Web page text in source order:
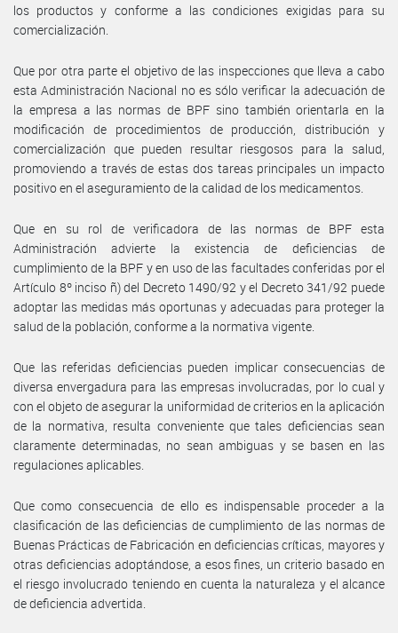
los productos y conforme a las condiciones exigidas para su
comercialización.
Que por otra parte el objetivo de las inspecciones que lleva a cabo
esta Administración Nacional no es sólo verificar la adecuación de
la empresa a las normas de BPF sino también orientarla en la
modificación de procedimientos de producción, distribución y
comercialización que pueden resultar riesgosos para la salud,
promoviendo a través de estas dos tareas principales un impacto
positivo en el aseguramiento de la calidad de los medicamentos.
Que en su rol de verificadora de las normas de BPF esta
Administración advierte la existencia de deficiencias de
cumplimiento de la BPF y en uso de las facultades conferidas por el
Artículo 8º inciso ñ) del Decreto 1490/92 y el Decreto 341/92 puede
adoptar las medidas más oportunas y adecuadas para proteger la
salud de la población, conforme a la normativa vigente.
Que las referidas deficiencias pueden implicar consecuencias de
diversa envergadura para las empresas involucradas, por lo cual y
con el objeto de asegurar la uniformidad de criterios en la aplicación
de la normativa, resulta conveniente que tales deficiencias sean
claramente determinadas, no sean ambiguas y se basen en las
regulaciones aplicables.
Que como consecuencia de ello es indispensable proceder a la
clasificación de las deficiencias de cumplimiento de las normas de
Buenas Prácticas de Fabricación en deficiencias críticas, mayores y
otras deficiencias adoptándose, a esos fines, un criterio basado en
el riesgo involucrado teniendo en cuenta la naturaleza y el alcance
de deficiencia advertida.